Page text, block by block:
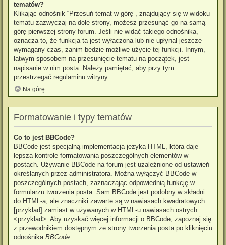
tematów?
Klikając odnośnik “Przesuń temat w górę”, znajdujący się w widoku
tematu zazwyczaj na dole strony, możesz przesunąć go na samą
górę pierwszej strony forum. Jeśli nie widać takiego odnośnika,
oznacza to, że funkcja ta jest wyłączona lub nie upłynął jeszcze
wymagany czas, zanim będzie możliwe użycie tej funkcji. Innym,
łatwym sposobem na przesunięcie tematu na początek, jest
napisanie w nim posta. Należy pamiętać, aby przy tym
przestrzegać regulaminu witryny.
Na górę
Formatowanie i typy tematów
Co to jest BBCode?
BBCode jest specjalną implementacją języka HTML, która daje
lepszą kontrolę formatowania poszczególnych elementów w
postach. Używanie BBCode na forum jest uzależnione od ustawień
określanych przez administratora. Można wyłączyć BBCode w
poszczególnych postach, zaznaczając odpowiednią funkcję w
formularzu tworzenia posta. Sam BBCode jest podobny w składni
do HTML-a, ale znaczniki zawarte są w nawiasach kwadratowych
[przykład] zamiast w używanych w HTML-u nawiasach ostrych
<przykład>. Aby uzyskać więcej informacji o BBCode, zapoznaj się
z przewodnikiem dostępnym ze strony tworzenia posta po kliknięciu
odnośnika BBCode.